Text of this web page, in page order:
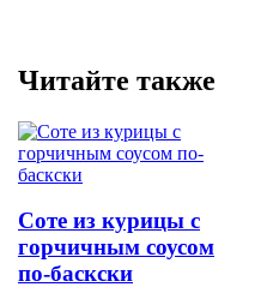
Читайте также
Соте из курицы с
горчичным соусом
по-баскски